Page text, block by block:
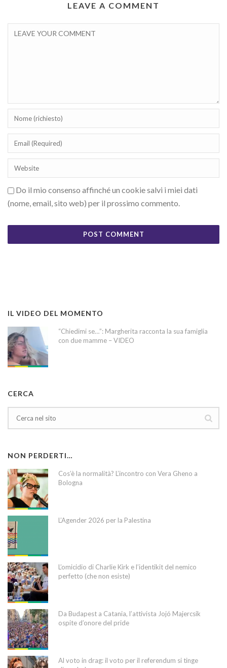
LEAVE A COMMENT
Do il mio consenso affinché un cookie salvi i miei dati
(nome, email, sito web) per il prossimo commento.
IL VIDEO DEL MOMENTO
“Chiedimi se…”: Margherita racconta la sua famiglia
con due mamme – VIDEO
CERCA
NON PERDERTI…
Cos’è la normalità? L’incontro con Vera Gheno a
Bologna
L’Agender 2026 per la Palestina
L’omicidio di Charlie Kirk e l’identikit del nemico
perfetto (che non esiste)
Da Budapest a Catania, l’attivista Jojó Majercsik
ospite d’onore del pride
Al voto in drag: il voto per il referendum si tinge